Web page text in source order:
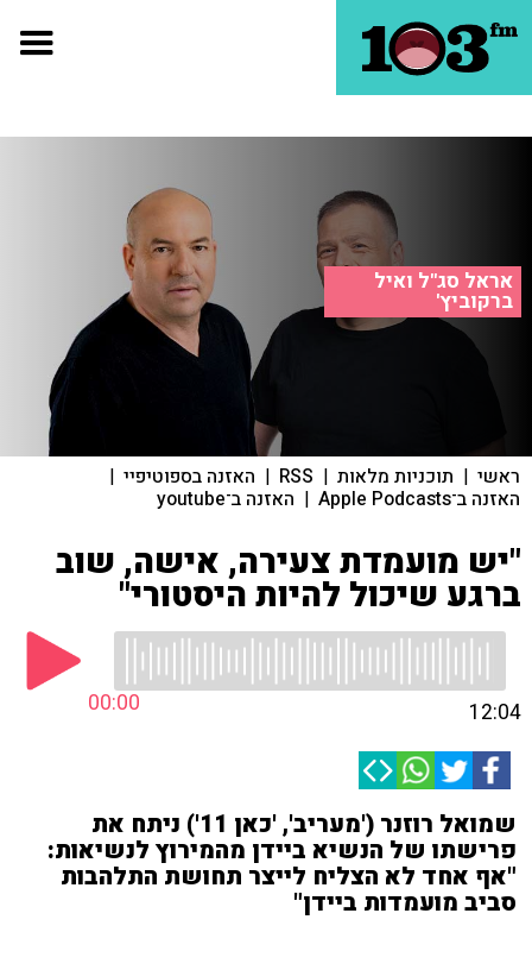
אראל סג"ל ואיל
ברקוביץ'
ראשי | תוכניות מלאות |
RSS
| האזנה בספוטיפיי |
האזנה ב־Apple Podcasts | האזנה ב־youtube
"יש מועמדת צעירה, אישה, שוב
ברגע שיכול להיות היסטורי"
00:00 12:04
שמואל רוזנר ('מעריב', 'כאן 11') ניתח את
פרישתו של הנשיא ביידן מהמירוץ לנשיאות:
"אף אחד לא הצליח לייצר תחושת התלהבות
סביב מועמדות ביידן"